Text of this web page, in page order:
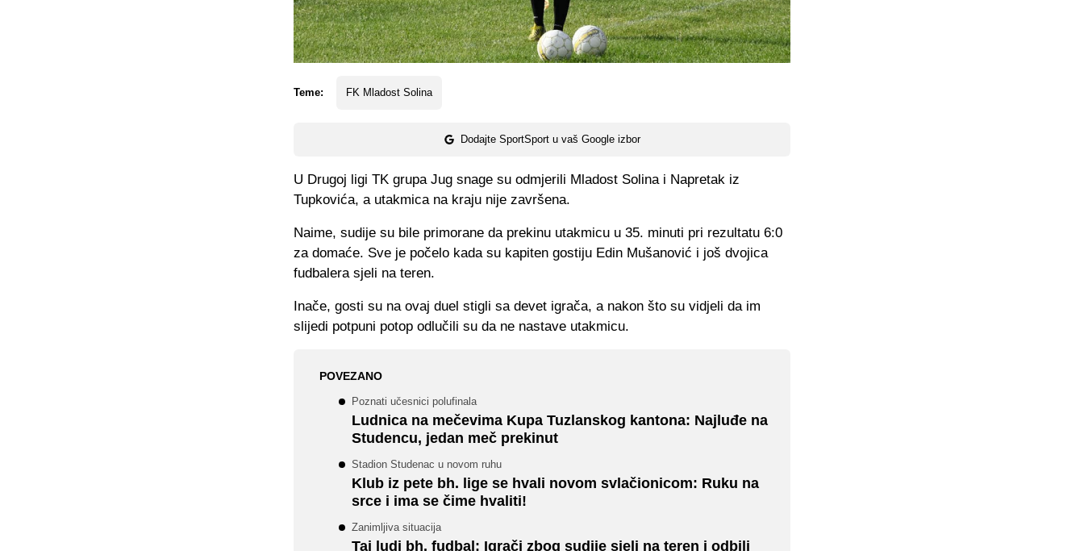
Teme: FK Mladost Solina
Dodajte SportSport u vaš Google izbor
U Drugoj ligi TK grupa Jug snage su odmjerili Mladost Solina i Napretak iz
Tupkovića, a utakmica na kraju nije završena.
Naime, sudije su bile primorane da prekinu utakmicu u 35. minuti pri rezultatu 6:0
za domaće. Sve je počelo kada su kapiten gostiju Edin Mušanović i još dvojica
fudbalera sjeli na teren.
Inače, gosti su na ovaj duel stigli sa devet igrača, a nakon što su vidjeli da im
slijedi potpuni potop odlučili su da ne nastave utakmicu.
POVEZANO
Poznati učesnici polufinala
Ludnica na mečevima Kupa Tuzlanskog kantona: Najluđe na
Studencu, jedan meč prekinut
Stadion Studenac u novom ruhu
Klub iz pete bh. lige se hvali novom svlačionicom: Ruku na
srce i ima se čime hvaliti!
Zanimljiva situacija
Taj ludi bh. fudbal: Igrači zbog sudije sjeli na teren i odbili